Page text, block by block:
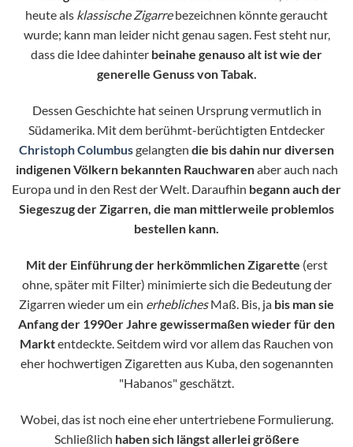
heute als klassische Zigarrebezeichnen könnte geraucht
wurde; kann man leider nicht genau sagen. Fest steht nur,
dass die Idee dahinter beinahe genauso alt ist wie der
generelle Genuss von Tabak.
Dessen Geschichte hat seinen Ursprung vermutlich in
Südamerika. Mit dem berühmt-berüchtigten Entdecker
Christoph Columbusgelangten die bis dahin nur diversen
indigenen Völkern bekannten Rauchwarenaber auch nach
Europa und in den Rest der Welt. Daraufhin begann auch der
Siegeszug der Zigarren, die man mittlerweile problemlos
bestellen kann.
Mit der Einführung der herkömmlichen Zigarette (erst
ohne, später mit Filter) minimierte sich die Bedeutung der
Zigarren wieder um ein erheblichesMaß. Bis, ja bis man sie
Anfang der 1990er Jahre gewissermaßen wieder für den
Marktentdeckte. Seitdem wird vor allem das Rauchen von
eher hochwertigen Zigaretten aus Kuba, den sogenannten
"Habanos" geschätzt.
Wobei, das ist noch eine eher untertriebene Formulierung.
Schließlich haben sich längst allerlei größere